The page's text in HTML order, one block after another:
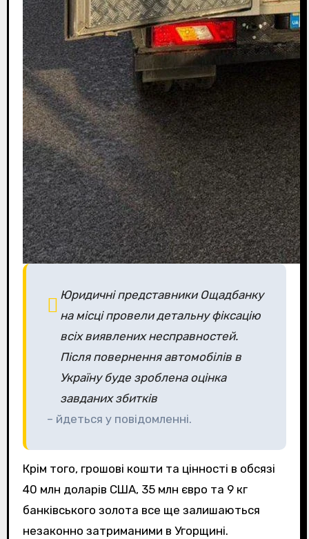
Юридичні представники Ощадбанку
на місці провели детальну фіксацію
всіх виявлених несправностей.
Після повернення автомобілів в
Україну буде зроблена оцінка
завданих збитків
– йдеться у повідомленні.
Крім того, грошові кошти та цінності в обсязі
40 млн доларів США, 35 млн євро та 9 кг
банківського золота все ще залишаються
незаконно затриманими в Угорщині.